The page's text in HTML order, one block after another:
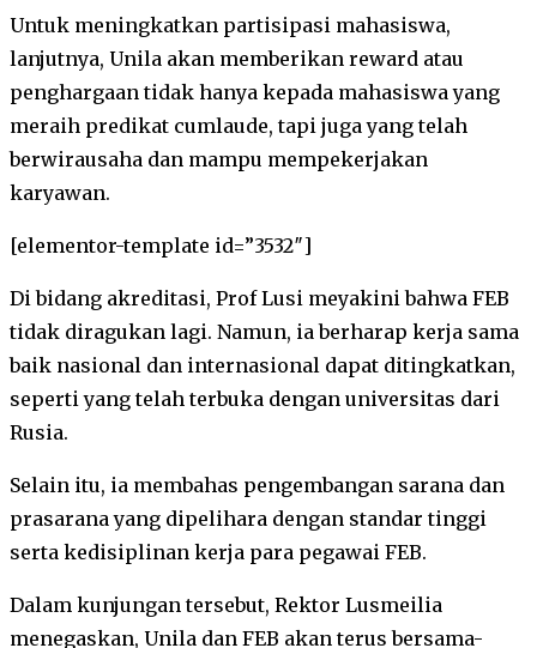
Untuk meningkatkan partisipasi mahasiswa,
lanjutnya, Unila akan memberikan reward atau
penghargaan tidak hanya kepada mahasiswa yang
meraih predikat cumlaude, tapi juga yang telah
berwirausaha dan mampu mempekerjakan
karyawan.
[elementor-template id=”3532″]
Di bidang akreditasi, Prof Lusi meyakini bahwa FEB
tidak diragukan lagi. Namun, ia berharap kerja sama
baik nasional dan internasional dapat ditingkatkan,
seperti yang telah terbuka dengan universitas dari
Rusia.
Selain itu, ia membahas pengembangan sarana dan
prasarana yang dipelihara dengan standar tinggi
serta kedisiplinan kerja para pegawai FEB.
Dalam kunjungan tersebut, Rektor Lusmeilia
menegaskan, Unila dan FEB akan terus bersama-